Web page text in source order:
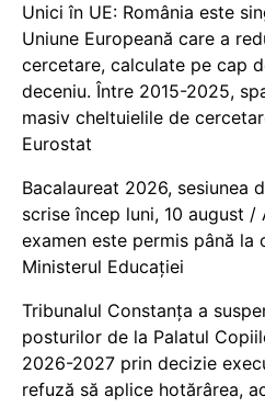
Unici în UE: România este
Uniune Europeană care a
cercetare, calculate pe cap
deceniu. Între 2015-2025,
masiv cheltuielile de
Eurostat
Bacalaureat 2026, sesiunea
scrise încep luni, 10 august /
examen este permis până la
Ministerul Educației
Tribunalul Constanța a
posturilor de la Palatul
2026-2027 prin decizie
refuză să aplice hotărârea,